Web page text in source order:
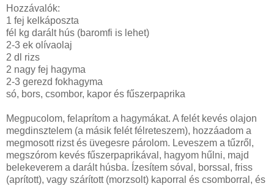
Hozzávalók:
1 fej kelkáposzta
fél kg darált hús (baromfi is lehet)
2-3 ek olívaolaj
2 dl rizs
2 nagy fej hagyma
2-3 gerezd fokhagyma
só, bors, csombor, kapor és fűszerpaprika
Megpucolom, felaprítom a hagymákat. A felét kevés olajon
megdinsztelem (a másik felét félreteszem), hozzáadom a
megmosott rizst és üvegesre párolom. Leveszem a tűzről,
megszórom kevés fűszerpaprikával, hagyom hűlni, majd
belekeverem a darált húsba. Ízesítem sóval, borssal, friss
(aprított), vagy szárított (morzsolt) kaporral és csomborral, és